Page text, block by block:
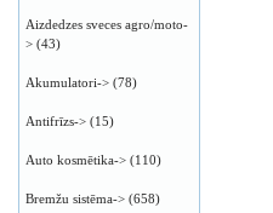
Aizdedzes sveces agro/moto-
> (43)
Akumulatori-> (78)
Antifrīzs-> (15)
Auto kosmētika-> (110)
Bremžu sistēma-> (658)